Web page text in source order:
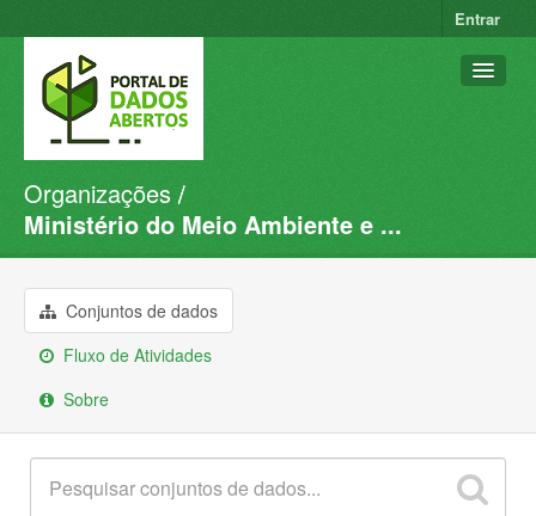
Entrar
Conjuntos de dados
Organizações
Sobre
Organizações
Ministério do Meio Ambiente e ...
Conjuntos de dados
Fluxo de Atividades
Sobre